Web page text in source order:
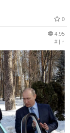
0
4.95
#| ↑